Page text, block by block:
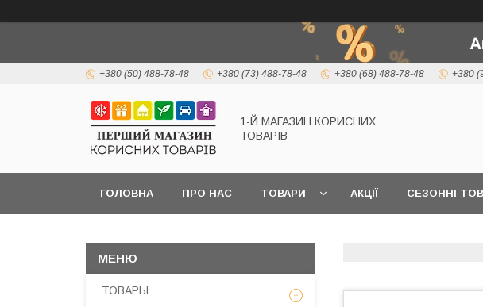
+380 (50) 488-78-48 +380 (73) 488-78-48 +380 (68) 488-78-48 +380
1-Й МАГАЗИН КОРИСНИХ
ТОВАРІВ
ГОЛОВНА ПРО НАС ТОВАРИ АКЦІЇ СЕЗОННІ
ТОВАРЫ